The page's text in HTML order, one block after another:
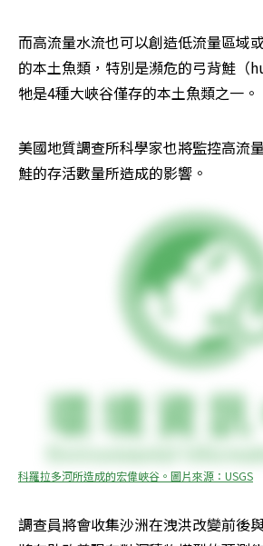
而高流量水流也可以創造低流量區域
的本土魚類，特別是瀕危的弓背鮭（
牠是4種大峽谷僅存的本土魚類之一。
美國地質調查所科學家也將監控高流
鮭的存活數量所造成的影響。
科羅拉多河所造成的宏偉峽谷。圖片來源：USGS
調查員將會收集沙洲在洩洪改變前後